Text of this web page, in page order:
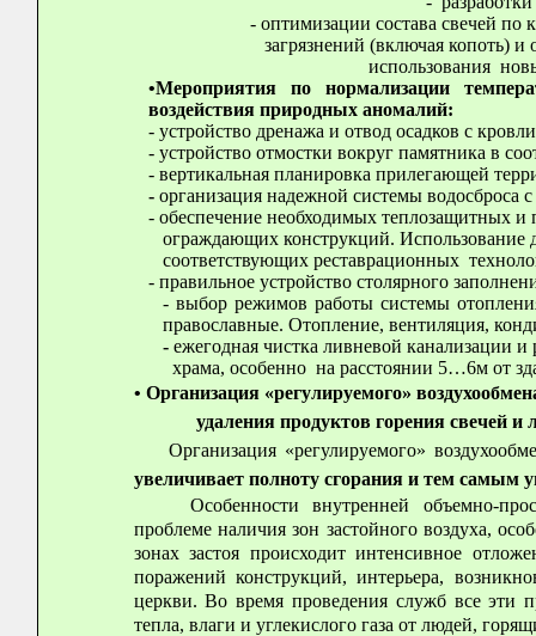
- оптимизации состава свечей
загрязнений (включая копоть) и
использования
•Мероприятия по нормализации
воздействия природных аномалий:
- устройство дренажа и отвод осадков с
- устройство отмостки вокруг памятника в
- вертикальная планировка прилегающей
- организация надежной системы водосброса
- обеспечение необходимых теплозащитных
ограждающих конструкций. Использование
соответствующих реставрационных
- правильное устройство столярного
- выбор режимов работы системы
православные. Отопление, вентиляция,
-ежегодная чистка ливневой канализации и
храма, особенно на расстоянии 5…6м от
• Организация «регулируемого»
удаления продуктов горения свечей и
Организация «регулируемого»
увеличивает полноту сгорания и тем самым
Особенности внутренней объемно-
проблеме наличия зон застойного воздуха,
зонах застоя происходит интенсивное
поражений конструкций, интерьера,
церкви. Во время проведения служб все эти
тепла, влаги и углекислого газа от людей,